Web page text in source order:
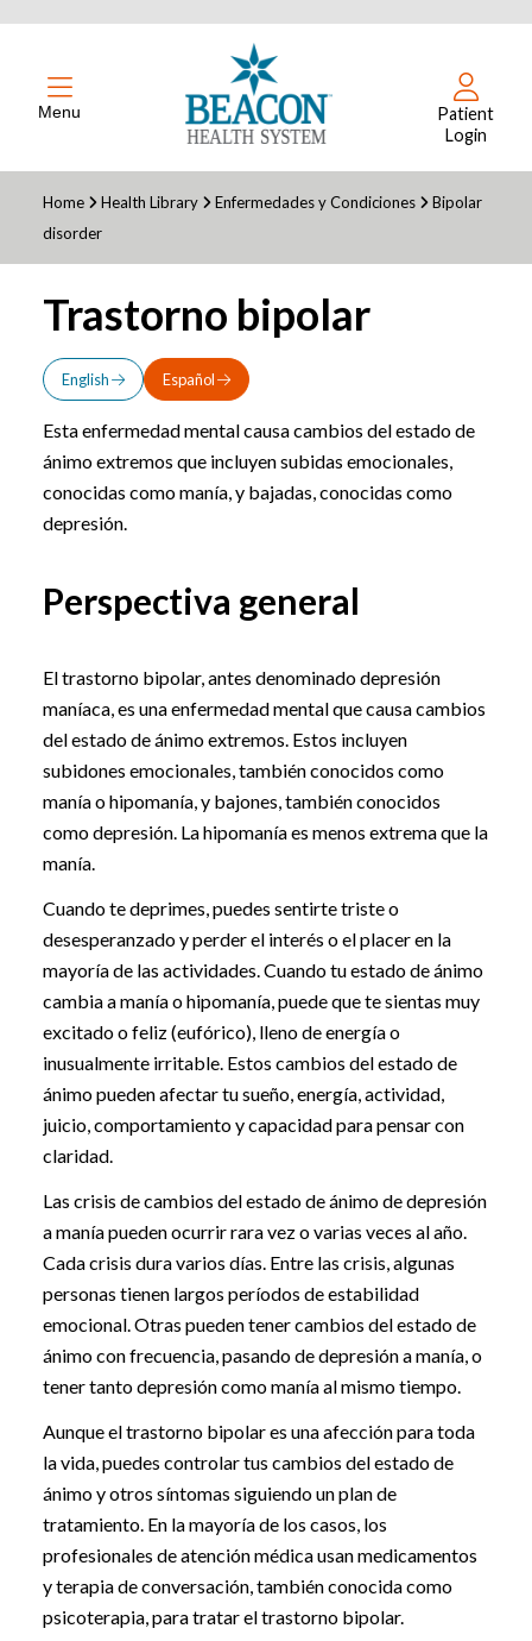
Menu
Patient
Login
Home Health Library Enfermedades y Condiciones
Bipolar
disorder
Trastorno bipolar
English Español
Esta enfermedad mental causa cambios del estado de
ánimo extremos que incluyen subidas emocionales,
conocidas como manía, y bajadas, conocidas como
depresión.
Perspectiva general
El trastorno bipolar, antes denominado depresión
maníaca, es una enfermedad mental que causa cambios
del estado de ánimo extremos. Estos incluyen
subidones emocionales, también conocidos como
manía o hipomanía, y bajones, también conocidos
como depresión. La hipomanía es menos extrema que la
manía.
Cuando te deprimes, puedes sentirte triste o
desesperanzado y perder el interés o el placer en la
mayoría de las actividades. Cuando tu estado de ánimo
cambia a manía o hipomanía, puede que te sientas muy
excitado o feliz (eufórico), lleno de energía o
inusualmente irritable. Estos cambios del estado de
ánimo pueden afectar tu sueño, energía, actividad,
juicio, comportamiento y capacidad para pensar con
claridad.
Las crisis de cambios del estado de ánimo de depresión
a manía pueden ocurrir rara vez o varias veces al año.
Cada crisis dura varios días. Entre las crisis, algunas
personas tienen largos períodos de estabilidad
emocional. Otras pueden tener cambios del estado de
ánimo con frecuencia, pasando de depresión a manía, o
tener tanto depresión como manía al mismo tiempo.
Aunque el trastorno bipolar es una afección para toda
la vida, puedes controlar tus cambios del estado de
ánimo y otros síntomas siguiendo un plan de
tratamiento. En la mayoría de los casos, los
profesionales de atención médica usan medicamentos
y terapia de conversación, también conocida como
psicoterapia, para tratar el trastorno bipolar.